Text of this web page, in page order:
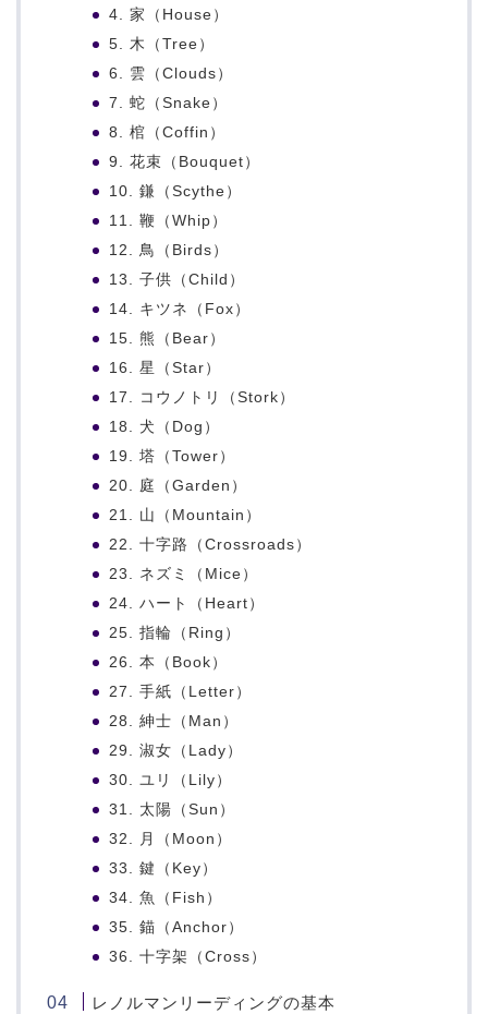
4. 家（House）
5. 木（Tree）
6. 雲（Clouds）
7. 蛇（Snake）
8. 棺（Coffin）
9. 花束（Bouquet）
10. 鎌（Scythe）
11. 鞭（Whip）
12. 鳥（Birds）
13. 子供（Child）
14. キツネ（Fox）
15. 熊（Bear）
16. 星（Star）
17. コウノトリ（Stork）
18. 犬（Dog）
19. 塔（Tower）
20. 庭（Garden）
21. 山（Mountain）
22. 十字路（Crossroads）
23. ネズミ（Mice）
24. ハート（Heart）
25. 指輪（Ring）
26. 本（Book）
27. 手紙（Letter）
28. 紳士（Man）
29. 淑女（Lady）
30. ユリ（Lily）
31. 太陽（Sun）
32. 月（Moon）
33. 鍵（Key）
34. 魚（Fish）
35. 錨（Anchor）
36. 十字架（Cross）
レノルマンリーディングの基本